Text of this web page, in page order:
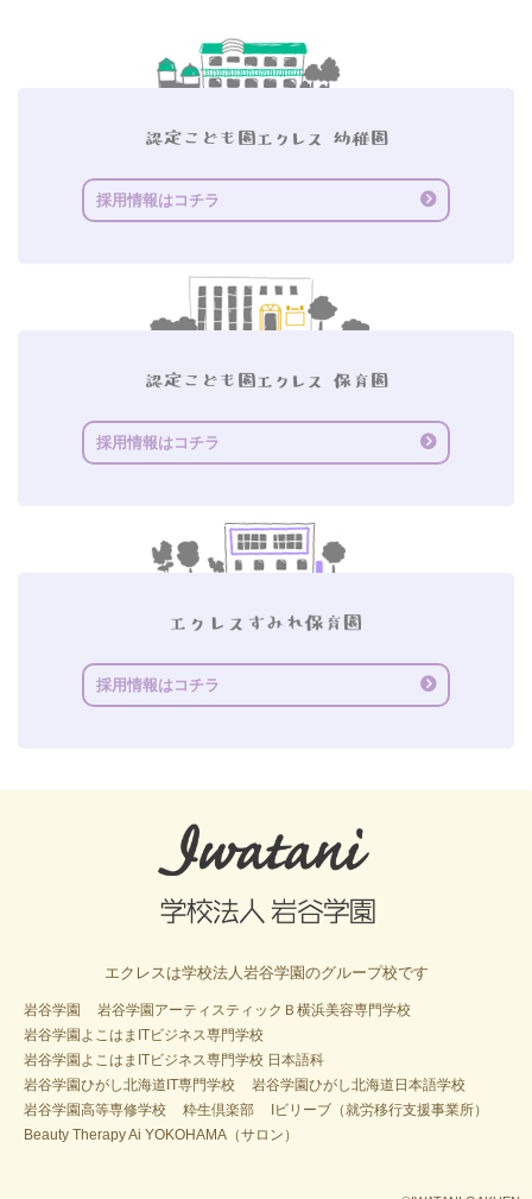
採用情報はコチラ
採用情報はコチラ
採用情報はコチラ
エクレスは学校法人岩谷学園のグループ校です
岩谷学園
岩谷学園アーティスティックＢ横浜美容専門学校
岩谷学園よこはまITビジネス専門学校
岩谷学園よこはまITビジネス専門学校 日本語科
岩谷学園ひがし北海道IT専門学校
岩谷学園ひがし北海道日本語学校
岩谷学園高等専修学校
粋生倶楽部
Iビリーブ（就労移行支援事業所）
Beauty Therapy Ai YOKOHAMA（サロン）